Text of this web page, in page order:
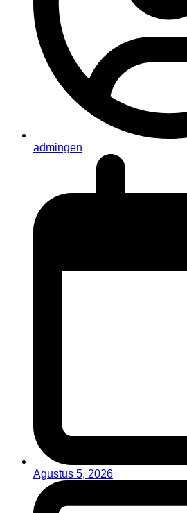
admingen
Agustus 5, 2026